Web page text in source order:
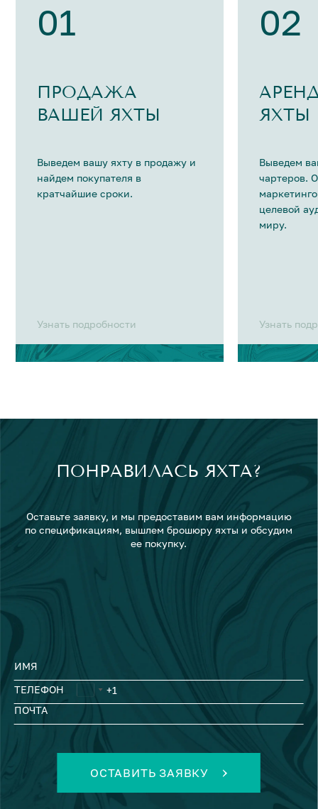
01
ПРОДАЖА
ВАШЕЙ ЯХТЫ
Выведем вашу яхту в продажу и
найдем покупателя в
кратчайшие сроки.
Узнать подробности
02
ЯХТЫ
Выведем
чартеров.
целевой
миру.
Узнать
ПОНРАВИЛАСЬ ЯХТА?
Оставьте заявку, и мы предоставим вам информацию
по спецификациям, вышлем брошюру яхты и обсудим
ее покупку.
ИМЯ
ТЕЛЕФОН
ПОЧТА
ОСТАВИТЬ ЗАЯВКУ